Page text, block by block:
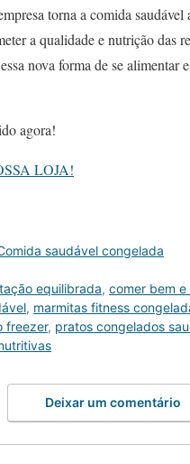
torna a comida saudável
a qualidade e nutrição das
nova forma de se alimentar
agora!
LOJA!
saudável congelada
equilibrada, comer bem e
, marmitas fitness
freezer, pratos congelados
Deixar um comentário